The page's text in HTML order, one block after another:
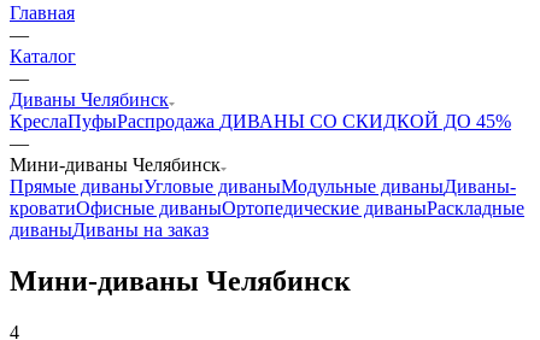
Главная
—
Каталог
—
Диваны Челябинск
КреслаПуфыРаспродажа ДИВАНЫ СО СКИДКОЙ ДО 45%
—
Мини-диваны Челябинск
Прямые диваныУгловые диваныМодульные диваныДиваны-
кроватиОфисные диваныОртопедические диваныРаскладные
диваныДиваны на заказ
Мини-диваны Челябинск
4